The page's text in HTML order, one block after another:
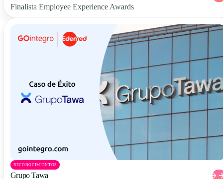
Finalista Employee Experience Awards
RECONOCIMIENTOS
Grupo Tawa